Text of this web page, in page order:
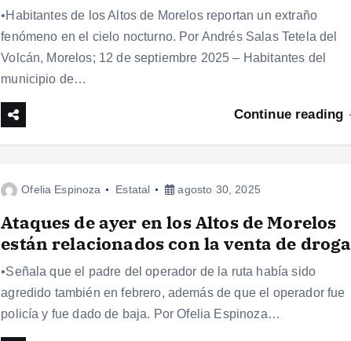
•Habitantes de los Altos de Morelos reportan un extraño
fenómeno en el cielo nocturno. Por Andrés Salas Tetela del
Volcán, Morelos; 12 de septiembre 2025 – Habitantes del
municipio de…
Continue reading
Ofelia Espinoza Estatal agosto 30, 2025
Ataques de ayer en los Altos de Morelos
están relacionados con la venta de droga
•Señala que el padre del operador de la ruta había sido
agredido también en febrero, además de que el operador fue
policía y fue dado de baja. Por Ofelia Espinoza…